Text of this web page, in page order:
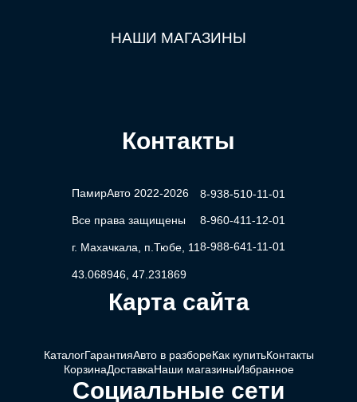
НАШИ МАГАЗИНЫ
Контакты
ПамирАвто 2022-2026
Все права защищены
г. Махачкала, п.Тюбе, 11
43.068946, 47.231869
8-938-510-11-01
8-960-411-12-01
8-988-641-11-01
Карта сайта
КаталогГарантияАвто в разбореКак купитьКонтакты
КорзинаДоставкаНаши магазиныИзбранное
Социальные сети